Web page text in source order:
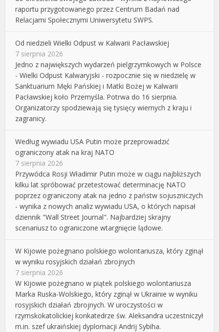
raportu przygotowanego przez Centrum Badań nad
Relacjami Społecznymi Uniwersytetu SWPS.
Od niedzieli Wielki Odpust w Kalwarii Pacławskiej
7 sierpnia 2026
Jedno z największych wydarzeń pielgrzymkowych w Polsce
- Wielki Odpust Kalwaryjski - rozpocznie się w niedzielę w
Sanktuarium Męki Pańskiej i Matki Bożej w Kalwarii
Pacławskiej koło Przemyśla. Potrwa do 16 sierpnia.
Organizatorzy spodziewają się tysięcy wiernych z kraju i
zagranicy.
Według wywiadu USA Putin może przeprowadzić
ograniczony atak na kraj NATO
7 sierpnia 2026
Przywódca Rosji Władimir Putin może w ciągu najbliższych
kilku lat spróbować przetestować determinację NATO
poprzez ograniczony atak na jedno z państw sojuszniczych
- wynika z nowych analiz wywiadu USA, o których napisał
dziennik "Wall Street Journal". Najbardziej skrajny
scenariusz to ograniczone wtargnięcie lądowe.
W Kijowie pożegnano polskiego wolontariusza, który zginął
w wyniku rosyjskich działań zbrojnych
7 sierpnia 2026
W Kijowie pożegnano w piątek polskiego wolontariusza
Marka Ruska-Wolskiego, który zginął w Ukrainie w wyniku
rosyjskich działań zbrojnych. W uroczystości w
rzymskokatolickiej konkatedrze św. Aleksandra uczestniczył
m.in. szef ukraińskiej dyplomacji Andrij Sybiha.